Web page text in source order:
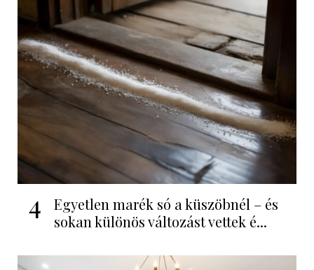
4
Egyetlen marék só a küszöbnél – és
sokan különös változást vettek é...